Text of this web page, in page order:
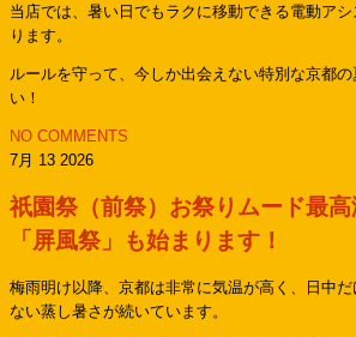
当店では、暑い日でもラクに移動できる電動ア
ります。
ルールを守って、今しか出会えない特別な京都
い！
NO COMMENTS
7月 13 2026
祇園祭（前祭）お祭りムード最
「屏風祭」も始まります！
梅雨明け以降、京都は非常に気温が高く、日中
ない蒸し暑さが続いています。